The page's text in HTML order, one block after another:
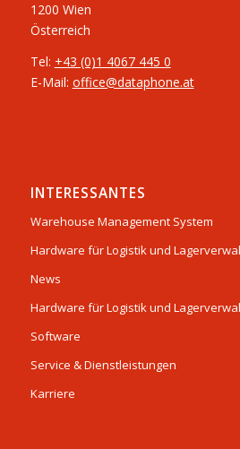
1200 Wien
Österreich
Tel: +43 (0)1 4067 445 0
E-Mail: office@dataphone.at
INTERESSANTES
Warehouse Management System
Hardware für Logistik und
News
Hardware für Logistik und
Software
Service & Dienstleistungen
Karriere